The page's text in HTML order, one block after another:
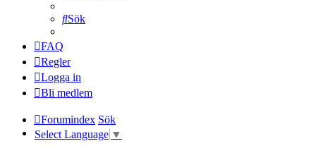
Sök
FAQ
Regler
Logga in
Bli medlem
Forumindex Sök
Select Language ▼